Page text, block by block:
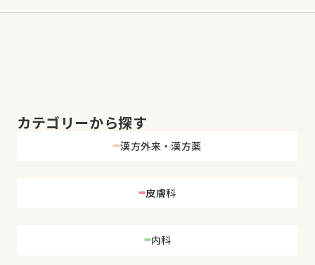
カテゴリーから探す
漢方外来・漢方薬
皮膚科
内科